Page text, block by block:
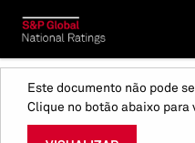
Este documento não pode
Clique no botão abaixo